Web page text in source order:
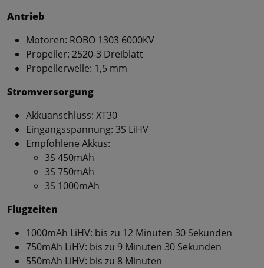
Antrieb
Motoren: ROBO 1303 6000KV
Propeller: 2520-3 Dreiblatt
Propellerwelle: 1,5 mm
Stromversorgung
Akkuanschluss: XT30
Eingangsspannung: 3S LiHV
Empfohlene Akkus:
3S 450mAh
3S 750mAh
3S 1000mAh
Flugzeiten
1000mAh LiHV: bis zu 12 Minuten 30 Sekunden
750mAh LiHV: bis zu 9 Minuten 30 Sekunden
550mAh LiHV: bis zu 8 Minuten